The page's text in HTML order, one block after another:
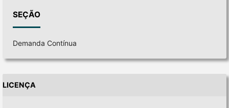
SEÇÃO
Demanda Contínua
LICENÇA